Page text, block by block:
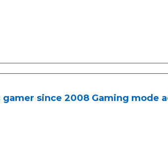
gamer since 2008 Gaming mode